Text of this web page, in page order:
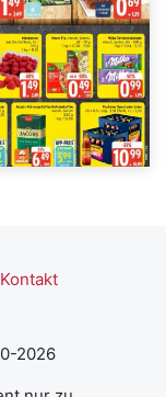
Kontakt
2026